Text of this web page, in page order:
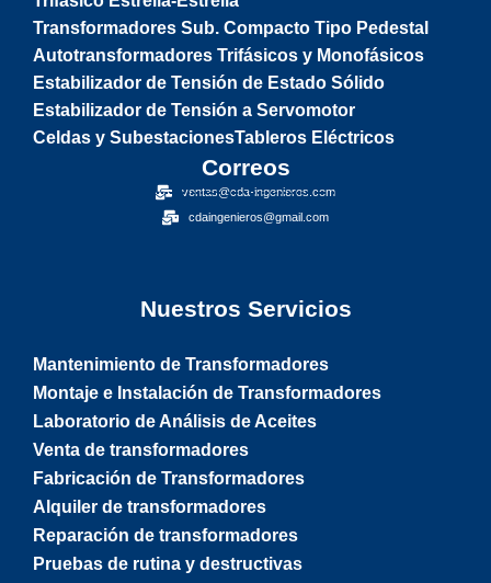
Transformadores Sub. Compacto Tipo Pedestal
Autotransformadores Trifásicos y Monofásicos
Estabilizador de Tensión de Estado Sólido
Estabilizador de Tensión a Servomotor
Celdas y SubestacionesTableros Eléctricos
Correos
ventas@cda-ingenieros.com
cdaingenieros@gmail.com
Nuestros Servicios
Mantenimiento de Transformadores
Montaje e Instalación de Transformadores
Laboratorio de Análisis de Aceites
Venta de transformadores
Fabricación de Transformadores
Alquiler de transformadores
Reparación de transformadores
Pruebas de rutina y destructivas